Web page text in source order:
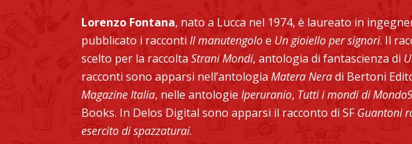
Lorenzo Fontana, nato a Lucca nel 1974, è laureato in
pubblicato i raccontiIl manutengoloe Un gioiello per signori. Il
scelto per la raccoltaStrani Mondi, antologia di fantascienza di
racconti sono apparsi nell’antologia Matera Neradi Bertoni
Magazine Italia, nelle antologie Iperuranio, Tutti i mondi di
Books. In Delos Digital sono apparsi il racconto di SFGuantoni
esercito di spazzaturai.